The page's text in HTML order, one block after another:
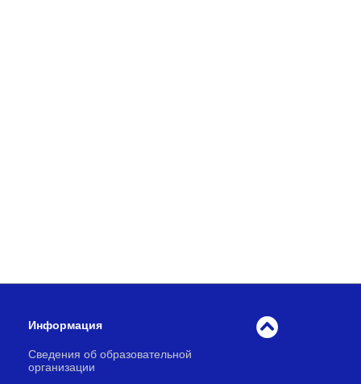
Информация
Сведения об образовательной
организации